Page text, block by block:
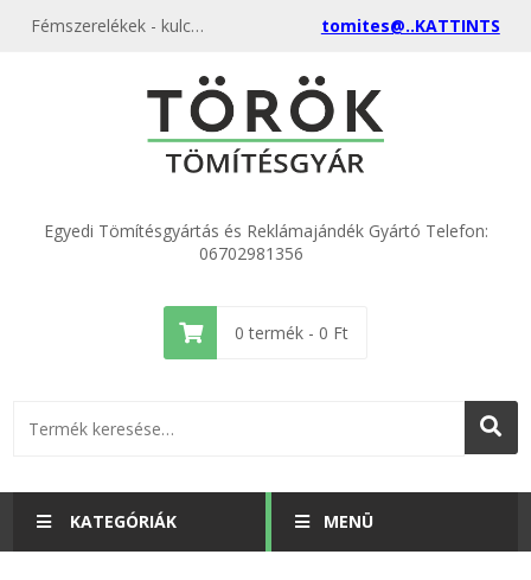
Fémszerelékek - kulcskarikák - Egyedi műanyag kulcstartók a gyártótól, akciós ár, kimagasló minőségben tomites@..KATTINTS
Egyedi Tömítésgyártás és Reklámajándék Gyártó Telefon:
06702981356
0 termék - 0 Ft
KATEGÓRIÁK MENÜ